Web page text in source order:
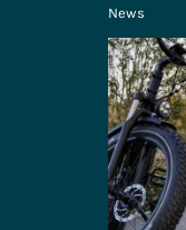
News